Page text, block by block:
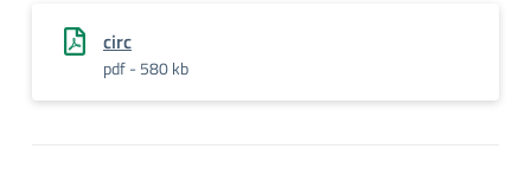
circ
pdf - 580 kb